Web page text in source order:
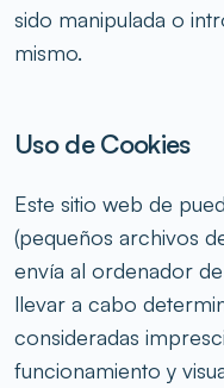
sido manipulada o
mismo.
Uso de Cookies
Este sitio web de
(pequeños archivos
envía al ordenador
llevar a cabo
consideradas
funcionamiento y